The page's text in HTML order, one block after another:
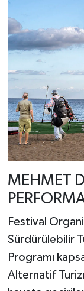
MEHMET
Festival
Sürdürülebilir
Programı
Alternatif